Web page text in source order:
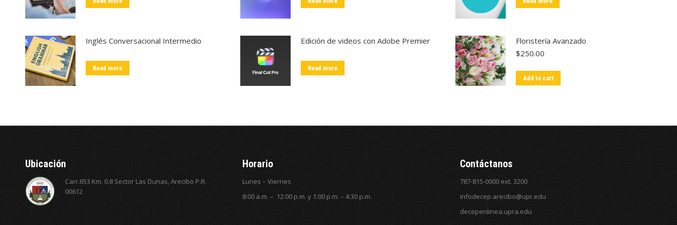
Inglés Conversacional Intermedio
Read more
Edición de videos con Adobe Premier
Read more
Floristería Avanzado
$250.00
Add to cart
Ubicación
Carr.653 Km. 0.8 Sector Las Dunas, Arecibo P.R.
00612
Horario
Lunes – Viernes
8:00 a.m. – 12:00 p.m. y 1:00 p.m. – 4:30 p.m.
Contáctanos
787-815-0000 ext. 3200
infodecep.arecibo@upr.edu
decepenlinea.upra.edu